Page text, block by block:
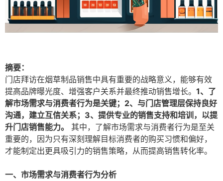
摘要：
门店拜访在烟草制品销售中具有重要的战略意义，能够有效
提高品牌曝光度、增强客户关系并最终推动销售增长。 1、了
解市场需求与消费者行为是关键；2、与门店管理层保持良好
沟通，建立互信关系；3、提供专业的销售支持和培训，以提
升门店销售能力。
其中，了解市场需求与消费者行为是至关
重要的，因为只有深刻理解目标消费者的购买习惯和偏好，
才能制定出更具吸引力的销售策略，从而提高销售转化率。
一、市场需求与消费者行为分析